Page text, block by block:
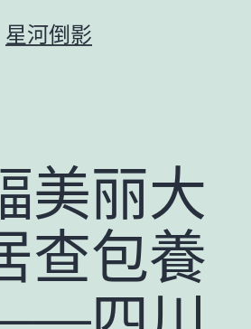
星河倒影
美丽大
查包養